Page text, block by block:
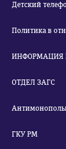
Детский
Политика в
ИНФОРМАЦИЯ
ОТДЕЛ ЗАГС
ГКУ РМ